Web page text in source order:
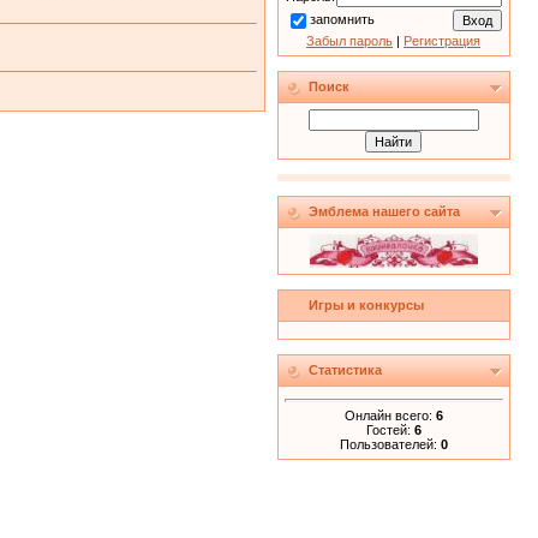
запомнить
Забыл пароль | Регистрация
Поиск
Эмблема нашего сайта
Игры и конкурсы
Статистика
Онлайн всего: 6
Гостей: 6
Пользователей: 0